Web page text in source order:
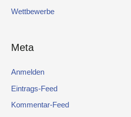
Wettbewerbe
Meta
Anmelden
Eintrags-Feed
Kommentar-Feed